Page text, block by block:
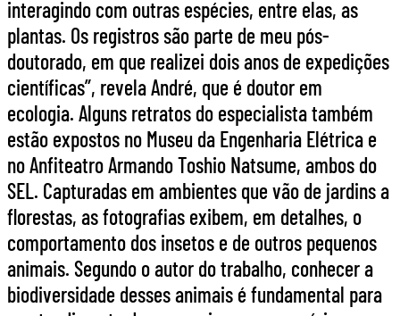
interagindo com outras espécies, entre elas, as
plantas. Os registros são parte de meu pós-
doutorado, em que realizei dois anos de expedições
científicas”, revela André, que é doutor em
ecologia. Alguns retratos do especialista também
estão expostos no Museu da Engenharia Elétrica e
no Anfiteatro Armando Toshio Natsume, ambos do
SEL. Capturadas em ambientes que vão de jardins a
florestas, as fotografias exibem, em detalhes, o
comportamento dos insetos e de outros pequenos
animais. Segundo o autor do trabalho, conhecer a
biodiversidade desses animais é fundamental para